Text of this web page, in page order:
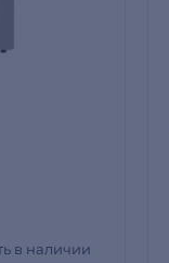
в наличии